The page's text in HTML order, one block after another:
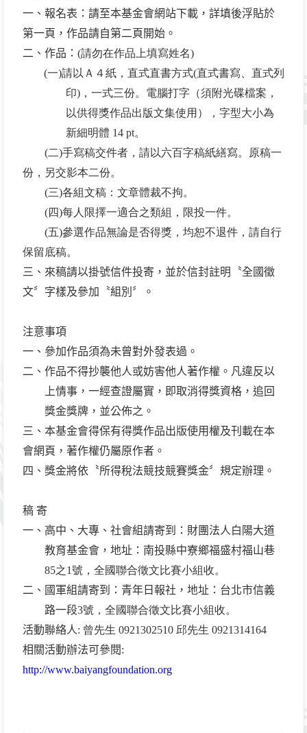
一、報名表：請至本基金會網站下載，詳填後浮貼於
第一頁，作品請自第二頁開始。
二、作品： (請勿在作品上填寫姓名)
(一)請以Ａ４紙，直式直書方式(直式書寫、直式列
印)，一式三份。電腦打字（須附光碟檔案，
以供得獎作品出版文集使用），字型大小為
新細明體 14 pt。
(二)手寫稿交件者，請以六百字稿紙繕寫。原稿一
份，另交影本二份。
(三)各組文稿：文章體裁不拘。
(四)每人限擇一適合之類組，限投一件。
(五)參選作品無論是否得獎，均恕不退件，請自行
保留底稿。
三、來稿請以掛號信件投寄，並於信封註明〝全國徵
文〞字樣及參加〝組別〞。
注意事項
一、參加作品須為未曾對外發表過。
二、作品不得抄襲他人或妨害他人著作權。凡違反以
上情事，一經查證屬實，即取消得獎資格，追回
獎金獎牌，並公佈之。
三、本基金會得保有得獎作品出版使用權及刊載在本
會網頁，著作權仍屬原作者。
四、獎金將依〝所得稅法競技競賽獎金〞規定辦理。
稿 寄
一、高中、大專、社會組請寄到：財團法人白陽大道
教育基金會，地址：南投縣中寮鄉福盛村福山巷
85之1號，全國聯合徵文比賽小組收。
二、國軍組請寄到：青年日報社，地址：台北市信義
路一段3號，全國聯合徵文比賽小組收。
活動聯絡人: 曾先生 0921302510 邱先生 0921314164
相關活動辦法可參閱:
http://www.baiyangfoundation.org